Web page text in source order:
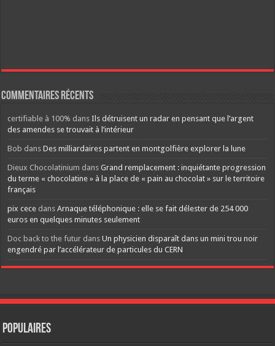
Commentaires récents
certifiable à 100% dansIls détruisent un radar en pensant que l’argent
des amendes se trouvait à l’intérieur
Bob dansDes milliardaires partent en montgolfière explorer la lune
Dieux Chocolatinium dansGrand remplacement : inquiétante progression
du terme « chocolatine » à la place de « pain au chocolat » sur le territoire
français
pix cece dansArnaque téléphonique : elle se fait délester de 254 000
euros en quelques minutes seulement
Doc back to the futur dansUn physicien disparaît dans un mini trou noir
engendré par l’accélérateur de particules du CERN
Populaires